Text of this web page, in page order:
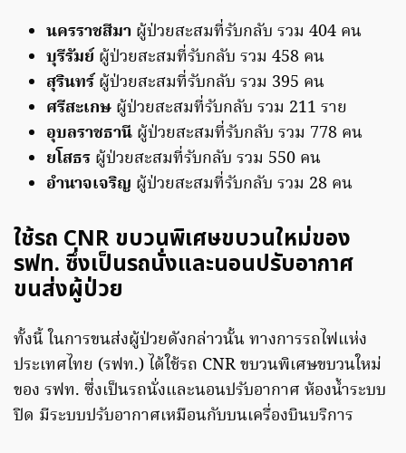
นครราชสีมา ผู้ป่วยสะสมที่รับกลับ รวม 404 คน
บุรีรัมย์ ผู้ป่วยสะสมที่รับกลับ รวม 458 คน
สุรินทร์ผู้ป่วยสะสมที่รับกลับ รวม 395 คน
ศรีสะเกษ ผู้ป่วยสะสมที่รับกลับ รวม 211 ราย
อุบลราชธานี ผู้ป่วยสะสมที่รับกลับ รวม 778 คน
ยโสธร ผู้ป่วยสะสมที่รับกลับ รวม 550 คน
อำนาจเจริญ ผู้ป่วยสะสมที่รับกลับ รวม 28 คน
ใช้รถ CNR ขบวนพิเศษขบวนใหม่ของ
รฟท. ซึ่งเป็นรถนั่งและนอนปรับอากาศ
ขนส่งผู้ป่วย
ทั้งนี้ ในการขนส่งผู้ป่วยดังกล่าวนั้น ทางการรถไฟแห่ง
ประเทศไทย (รฟท.) ได้ใช้รถ CNR ขบวนพิเศษขบวนใหม่
ของ รฟท. ซึ่งเป็นรถนั่งและนอนปรับอากาศ ห้องน้ำระบบ
ปิด มีระบบปรับอากาศเหมือนกับบนเครื่องบินบริการ